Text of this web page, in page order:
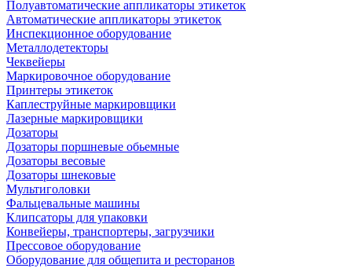
Полуавтоматические аппликаторы этикеток
Автоматические аппликаторы этикеток
Инспекционное оборудование
Металлодетекторы
Чеквейеры
Маркировочное оборудование
Принтеры этикеток
Каплеструйные маркировщики
Лазерные маркировщики
Дозаторы
Дозаторы поршневые обьемные
Дозаторы весовые
Дозаторы шнековые
Мультиголовки
Фальцевальные машины
Клипсаторы для упаковки
Конвейеры, транспортеры, загрузчики
Прессовое оборудование
Оборудование для общепита и ресторанов